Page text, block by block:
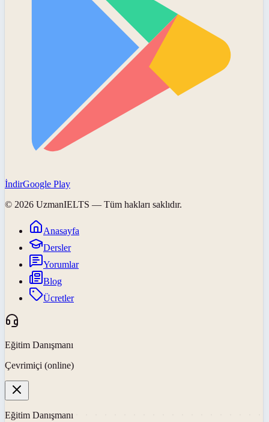
İndirGoogle Play
© 2026 UzmanIELTS — Tüm hakları saklıdır.
Anasayfa
Dersler
Yorumlar
Blog
Ücretler
Eğitim Danışmanı
Çevrimiçi (online)
Eğitim Danışmanı